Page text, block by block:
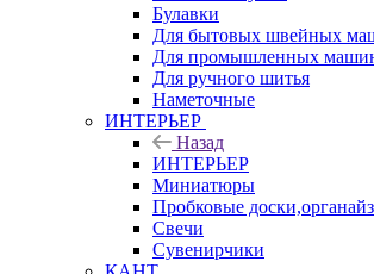
Булавки
Для бытовых швейных
Для промышленных
Для ручного шитья
Наметочные
ИНТЕРЬЕР
Назад
ИНТЕРЬЕР
Миниатюры
Пробковые
Свечи
Сувенирчики